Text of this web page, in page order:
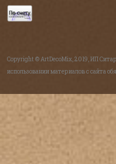
Copyright © ArtDecoMix, 2019, ИП
использовании материалов с сайта